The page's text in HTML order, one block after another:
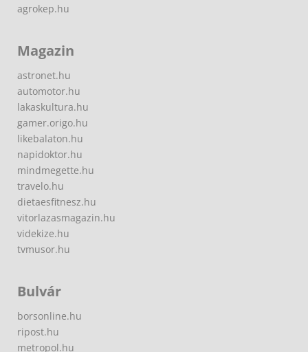
agrokep.hu
Magazin
astronet.hu
automotor.hu
lakaskultura.hu
gamer.origo.hu
likebalaton.hu
napidoktor.hu
mindmegette.hu
travelo.hu
dietaesfitnesz.hu
vitorlazasmagazin.hu
videkize.hu
tvmusor.hu
Bulvár
borsonline.hu
ripost.hu
metropol.hu